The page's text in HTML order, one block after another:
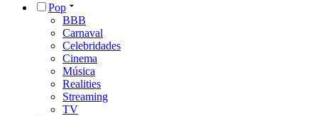
Pop
BBB
Carnaval
Celebridades
Cinema
Música
Realities
Streaming
TV